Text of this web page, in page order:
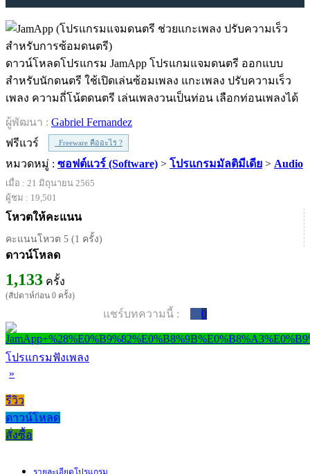
ดาวน์โหลดโปรแกรม JamApp โปรแกมแจมดนตรี ออกแบบ
สำหรับนักดนตรี ใช้เปิดเล่นซ้อมเพลง แกะเพลง ปรับความเร็ว
เพลง ความถี่โน้ตดนตรี เล่นเพลงวนเป็นท่อน เลือกท่อนเพลงได้
ผู้พัฒนา : Gabriel Fernandez
ฟรีแวร์
Freeware คืออะไร ?
หมวดหมู่ : ซอฟต์แวร์ (Software) > โปรแกรมมัลติมีเดีย > Audio
เมื่อ : 21 มิถุนายน 2565
ผู้ชม : 19,501
โหวตให้คะแนน
คะแนนโหวต 5 (1 ครั้ง)
ดาวน์โหลด
1,133 ครั้ง
(สัปดาห์ก่อน 0 ครั้ง)
แชร์บทความนี้ : 0
โปรแกรมฟังเพลง
»
รีวิว
ดาวน์โหลด
สั่งซื้อ